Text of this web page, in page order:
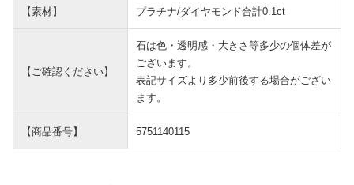
【素材】 プラチナ/ダイヤモンド合計0.1ct
【ご確認ください】
石は色・透明感・大きさ等多少の個体差が
ございます。
表記サイズより多少前後する場合がござい
ます。
【商品番号】 5751140115